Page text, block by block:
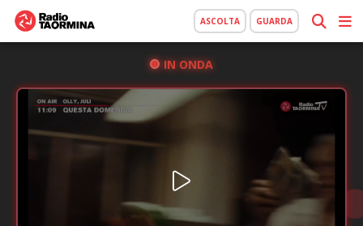
ASCOLTA GUARDA
IN ONDA